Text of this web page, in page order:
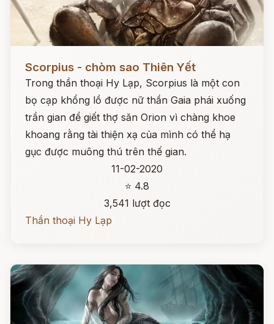
Scorpius - chòm sao Thiên Yết
Trong thần thoại Hy Lạp, Scorpius là một con
bọ cạp khổng lồ được nữ thần Gaia phái xuống
trần gian để giết thợ săn Orion vì chàng khoe
khoang rằng tài thiện xạ của mình có thể hạ
gục được muông thú trên thế gian.
11-02-2020
⭐ 4.8
3,541 lượt đọc
Thần thoại Hy Lạp